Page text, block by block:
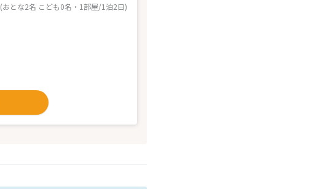
(おとな2名 こども0名・1部屋/1泊2日)